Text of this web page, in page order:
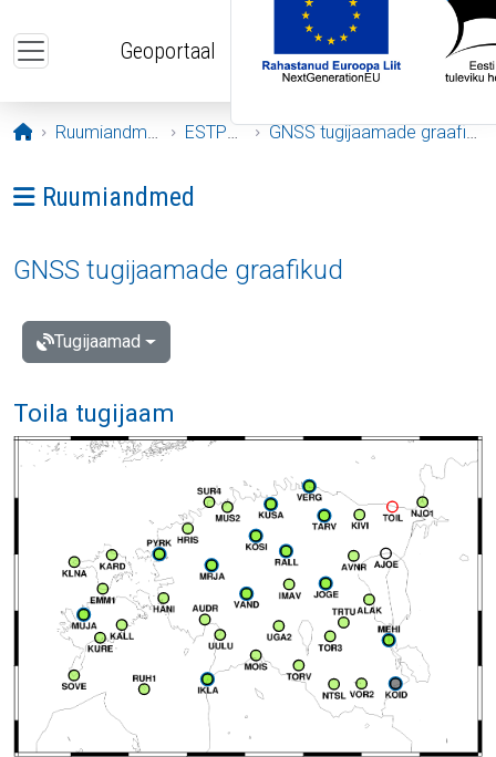
Geoportaal
Avaleht
Ruumiandmed ESTPOS GNSS tugijaamade graafikud
Ava menüü: Ruumiandmed
Ruumiandmed
GNSS tugijaamade graafikud
Tugijaamad
Toila tugijaam